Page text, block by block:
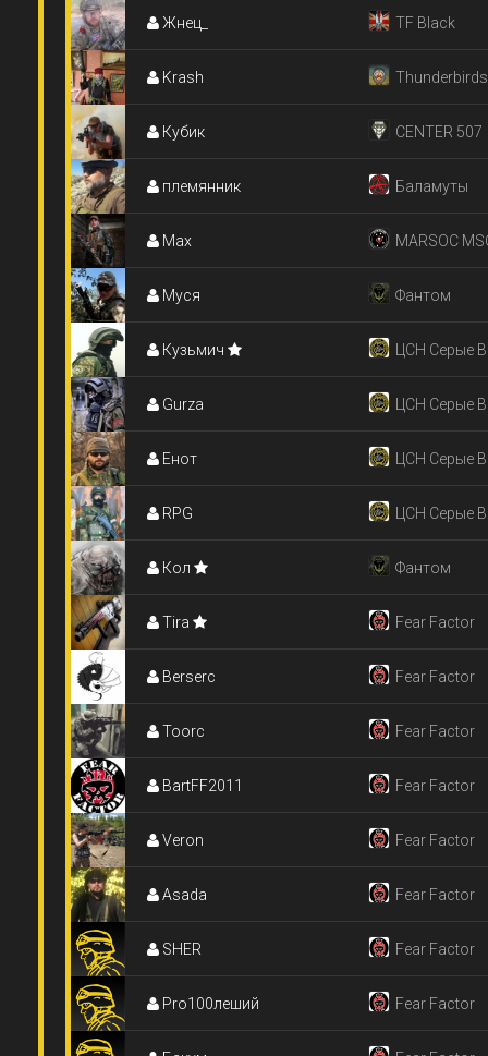
Жнец_ TF Black
Krash Thunderbirds
Кубик CENTER 507
племянник Баламуты
Мах MARSOC
Punishers
Муся Фантом
Кузьмич ЦСН Серые
Gurza ЦСН Серые
Енот ЦСН Серые
RPG ЦСН Серые
Кол Фантом
Tira Fear Factor
Berserc Fear Factor
Toorc Fear Factor
BartFF2011 Fear Factor
Veron Fear Factor
Asada Fear Factor
SHER Fear Factor
Pro100леший Fear Factor